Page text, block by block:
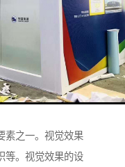
素之一。视觉效果
等。视觉效果的设